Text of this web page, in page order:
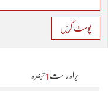
پوسٹ کریں
براہ راست 1 تبصرہ